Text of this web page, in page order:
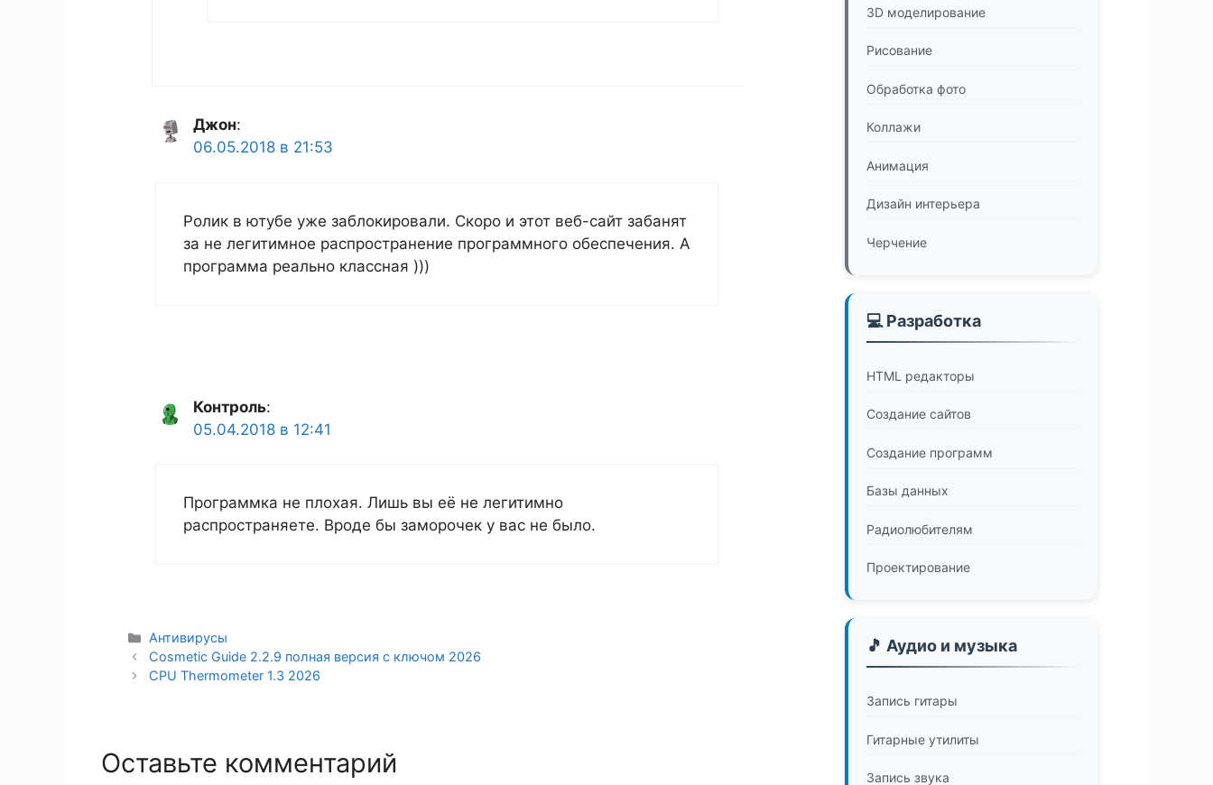
Джон:
06.05.2018 в 21:53
Ролик в ютубе уже заблокировали. Скоро и этот веб-сайт забанят
за не легитимное распространение программного обеспечения. А
программа реально классная )))
Контроль:
05.04.2018 в 12:41
Программка не плохая. Лишь вы её не легитимно
распространяете. Вроде бы заморочек у вас не было.
Рубрики
Антивирусы
Cosmetic Guide 2.2.9 полная версия с ключом 2026
CPU Thermometer 1.3 2026
Оставьте комментарий
3D моделирование
Рисование
Обработка фото
Коллажи
Анимация
Дизайн интерьера
Черчение
💻 Разработка
HTML редакторы
Создание сайтов
Создание программ
Базы данных
Радиолюбителям
Проектирование
🎵 Аудио и музыка
Запись гитары
Гитарные утилиты
Запись звука